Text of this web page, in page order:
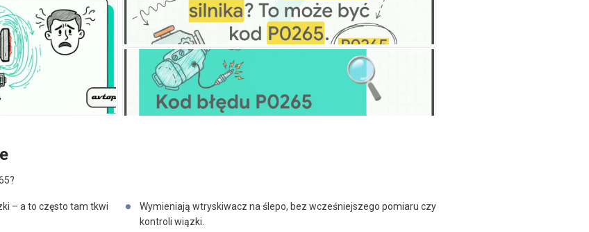
– a to często tam tkwi
Wymieniają wtryskiwacz na ślepo, bez wcześniejszego pomiaru czy
kontroli wiązki.